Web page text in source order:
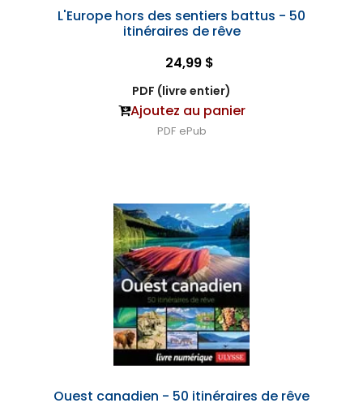
L'Europe hors des sentiers battus - 50
itinéraires de rêve
24,99 $
PDF (livre entier)
Ajoutez au panier
PDF ePub
Ouest canadien - 50 itinéraires de rêve